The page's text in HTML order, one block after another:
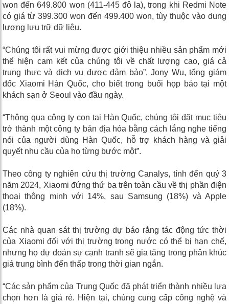
won đến 649.800 won (411-445 đô la), trong khi Redmi Note
có giá từ 399.300 won đến 499.400 won, tùy thuộc vào dung
lượng lưu trữ dữ liệu.
“Chúng tôi rất vui mừng được giới thiệu nhiều sản phẩm mới
thể hiện cam kết của chúng tôi về chất lượng cao, giá cả
trung thực và dịch vụ được đảm bảo”, Jony Wu, tổng giám
đốc Xiaomi Hàn Quốc, cho biết trong buổi họp báo tại một
khách sạn ở Seoul vào đầu ngày.
“Thông qua công ty con tại Hàn Quốc, chúng tôi đặt mục tiêu
trở thành một công ty bản địa hóa bằng cách lắng nghe tiếng
nói của người dùng Hàn Quốc, hỗ trợ khách hàng và giải
quyết nhu cầu của họ từng bước một”.
Theo công ty nghiên cứu thị trường Canalys, tính đến quý 3
năm 2024, Xiaomi đứng thứ ba trên toàn cầu về thị phần điện
thoại thông minh với 14%, sau Samsung (18%) và Apple
(18%).
Các nhà quan sát thị trường dự báo rằng tác động tức thời
của Xiaomi đối với thị trường trong nước có thể bị hạn chế,
nhưng họ dự đoán sự cạnh tranh sẽ gia tăng trong phân khúc
giá trung bình đến thấp trong thời gian ngắn.
“Các sản phẩm của Trung Quốc đã phát triển thành nhiều lựa
chọn hơn là giá rẻ. Hiện tại, chúng cung cấp công nghệ và